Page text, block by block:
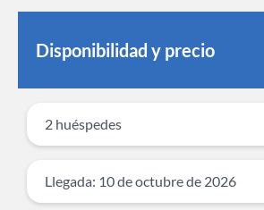
Disponibilidad y precio
2 huéspedes
Llegada: 10 de octubre de 2026